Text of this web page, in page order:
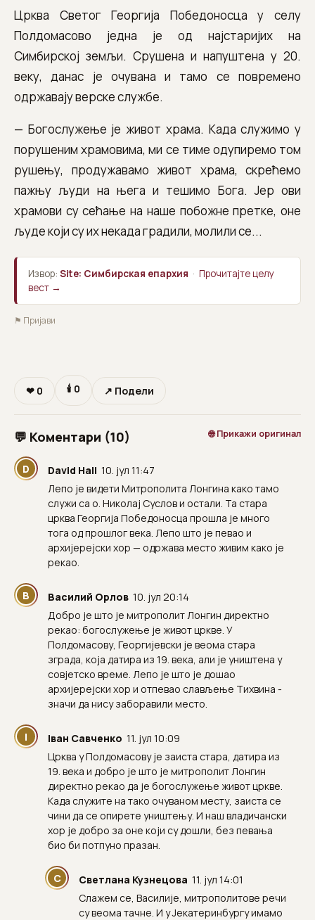
Црква Светог Георгија Победоносца у селу
Полдомасово једна је од најстаријих на
Симбирској земљи. Срушена и напуштена у 20.
веку, данас је очувана и тамо се повремено
одржавају верске службе.
— Богослужење је живот храма. Када служимо у
порушеним храмовима, ми се тиме одупиремо том
рушењу, продужавамо живот храма, скрећемо
пажњу људи на њега и тешимо Бога. Јер ови
храмови су сећање на наше побожне претке, оне
људе који су их некада градили, молили се...
Извор: Site: Симбирская епархия · Прочитајте целу
вест →
⚑ Пријави
❤ 0 🕯 0 ↗ Подели
💬 Коментари (10) 🌐 Прикажи оригинал
D David Hall 10. јул 11:47
Лепо је видети Митрополита Лонгина како тамо
служи са о. Николај Суслов и остали. Та стара
црква Георгија Победоносца прошла је много
тога од прошлог века. Лепо што је певао и
архијерејски хор — одржава место живим како је
рекао.
В Василий Орлов 10. јул 20:14
Добро је што је митрополит Лонгин директно
рекао: богослужење је живот цркве. У
Полдомасову, Георгијевски је веома стара
зграда, која датира из 19. века, али је уништена у
совјетско време. Лепо је што је дошао
архијерејски хор и отпевао слављење Тихвина -
значи да нису заборавили место.
І Іван Савченко 11. јул 10:09
Црква у Полдомасову је заиста стара, датира из
19. века и добро је што је митрополит Лонгин
директно рекао да је богослужење живот цркве.
Када служите на тако очуваном месту, заиста се
чини да се опирете уништењу. И наш владичански
хор је добро за оне који су дошли, без певања
био би потпуно празан.
С Светлана Кузнецова 11. јул 14:01
Слажем се, Василије, митрополитове речи
су веома тачне. И у Јекатеринбургу имамо